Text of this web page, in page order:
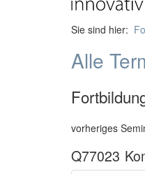
Sie sind hier:
Alle
vorheriges
Q77023